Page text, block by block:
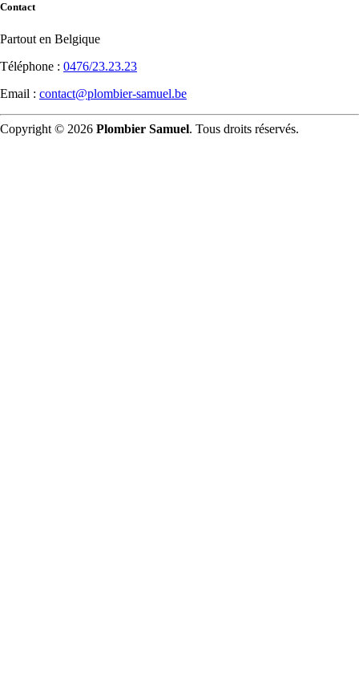
Contact
Partout en Belgique
Téléphone : 0476/23.23.23
Email : contact@plombier-samuel.be
Copyright © 2026 Plombier Samuel. Tous droits réservés.